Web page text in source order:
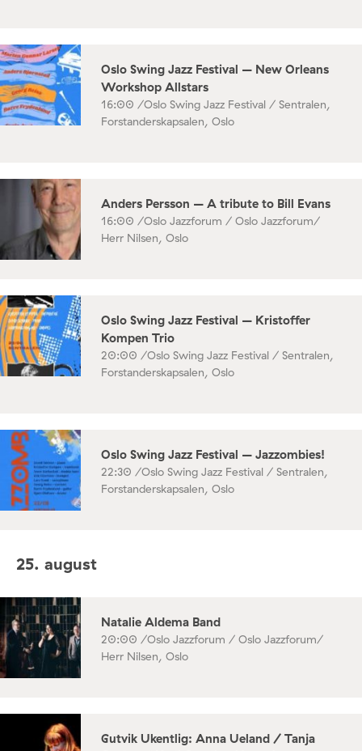
Oslo Swing Jazz Festival – New Orleans
Workshop Allstars
16:00 /Oslo Swing Jazz Festival / Sentralen,
Forstanderskapsalen, Oslo
Anders Persson – A tribute to Bill Evans
16:00 /Oslo Jazzforum / Oslo Jazzforum/
Herr Nilsen, Oslo
Oslo Swing Jazz Festival – Kristoffer
Kompen Trio
20:00 /Oslo Swing Jazz Festival / Sentralen,
Forstanderskapsalen, Oslo
Oslo Swing Jazz Festival – Jazzombies!
22:30 /Oslo Swing Jazz Festival / Sentralen,
Forstanderskapsalen, Oslo
25. august
Natalie Aldema Band
20:00 /Oslo Jazzforum / Oslo Jazzforum/
Herr Nilsen, Oslo
Gutvik Ukentlig: Anna Ueland / Tanja